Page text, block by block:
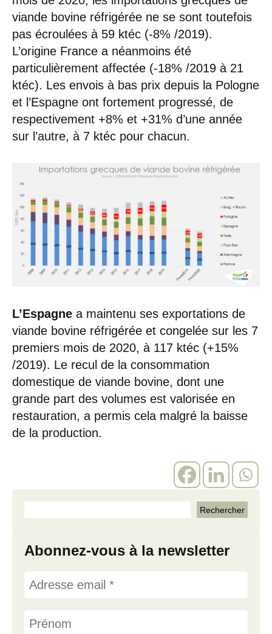
viande bovine réfrigérée ne se sont toutefois
pas écroulées à 59 ktéc (-8% /2019).
L’origine France a néanmoins été
particulièrement affectée (-18% /2019 à 21
ktéc). Les envois à bas prix depuis la Pologne
et l’Espagne ont fortement progressé, de
respectivement +8% et +31% d’une année
sur l’autre, à 7 ktéc pour chacun.
L’Espagne a maintenu ses exportations de
viande bovine réfrigérée et congelée sur les 7
premiers mois de 2020, à 117 ktéc (+15%
/2019). Le recul de la consommation
domestique de viande bovine, dont une
grande part des volumes est valorisée en
restauration, a permis cela malgré la baisse
de la production.
Abonnez-vous à la newsletter